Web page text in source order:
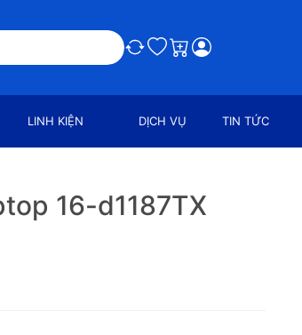
So sánh
Ưa thích
Giỏ hàng
LINH KIỆN DỊCH VỤ TIN TỨC
16-d1187TX